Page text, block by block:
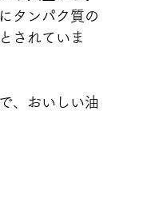
タンパク質の
されていま
、おいしい油